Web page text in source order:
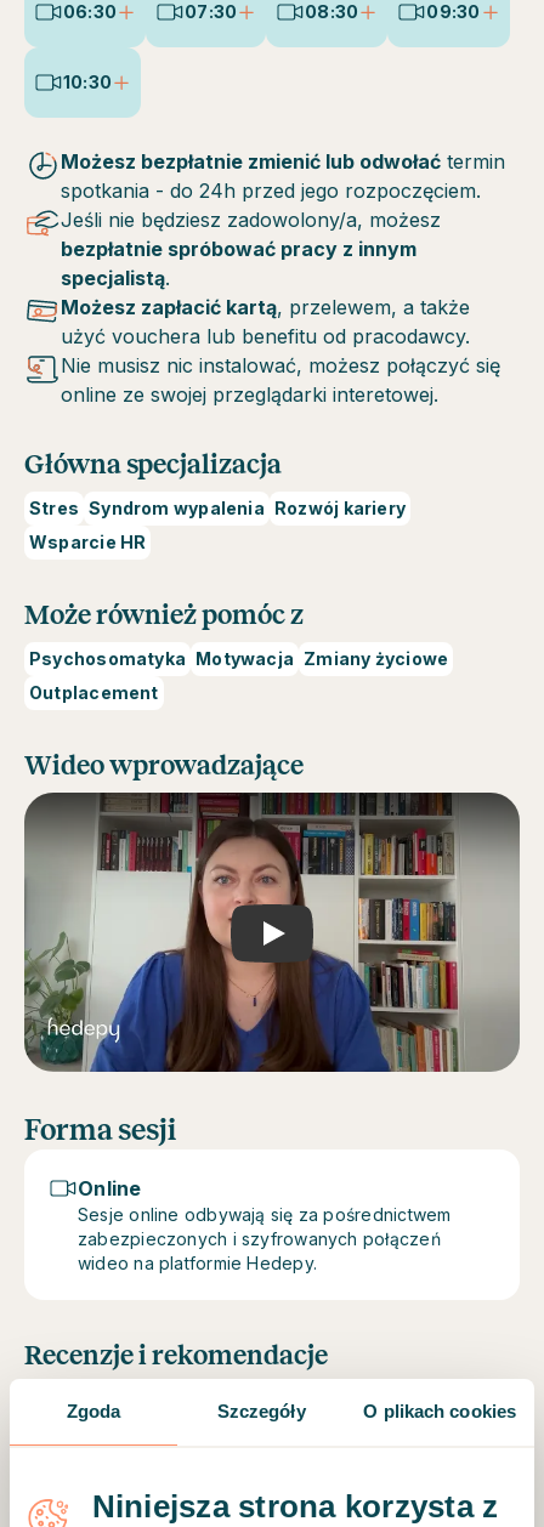
Zgoda Szczegóły O plikach cookies
Niniejsza strona korzysta z
06:30 07:30 08:30 09:30
10:30
Możesz bezpłatnie zmienić lub odwołać termin
spotkania - do 24h przed jego rozpoczęciem.
Jeśli nie będziesz zadowolony/a, możesz
bezpłatnie spróbować pracy z innym
specjalistą.
Możesz zapłacić kartą, przelewem, a także
użyć vouchera lub benefitu od pracodawcy.
Nie musisz nic instalować, możesz połączyć się
online ze swojej przeglądarki interetowej.
Główna specjalizacja
Stres Syndrom wypalenia Rozwój kariery
Wsparcie HR
Może również pomóc z
Psychosomatyka Motywacja Zmiany życiowe
Outplacement
Wideo wprowadzające
Play
Forma sesji
Online
Sesje online odbywają się za pośrednictwem
zabezpieczonych i szyfrowanych połączeń
wideo na platformie Hedepy.
Recenzje i rekomendacje
1 osoba poleca
Zweryfikowany klient